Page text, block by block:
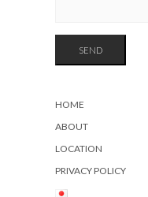
HOME
ABOUT
LOCATION
PRIVACY POLICY